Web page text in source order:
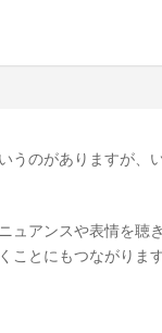
うのがありますが、
ュアンスや表情を聴
ことにもつながりま